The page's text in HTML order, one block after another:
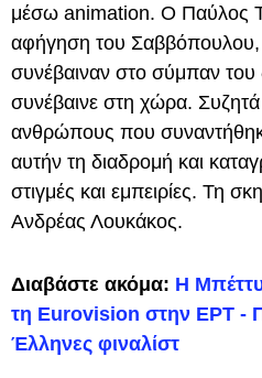
μέσω animation. Ο Παύλος
αφήγηση του
συνέβαιναν στο σύμπαν του
συνέβαινε στη χώρα.
ανθρώπους που
αυτήν τη διαδρομή και
στιγμές και εμπειρίες. Τη
Ανδρέας Λουκάκος.
Διαβάστε ακόμα: Η
τη Eurovision στην ΕΡΤ -
Έλληνες φιναλίστ